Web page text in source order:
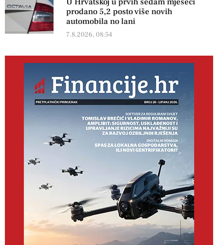
prodano 5,2 posto više novih
automobila no lani
7.8.2026, 08:54